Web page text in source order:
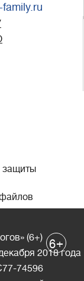
защиты
(6+)
2018 года
74596
6+